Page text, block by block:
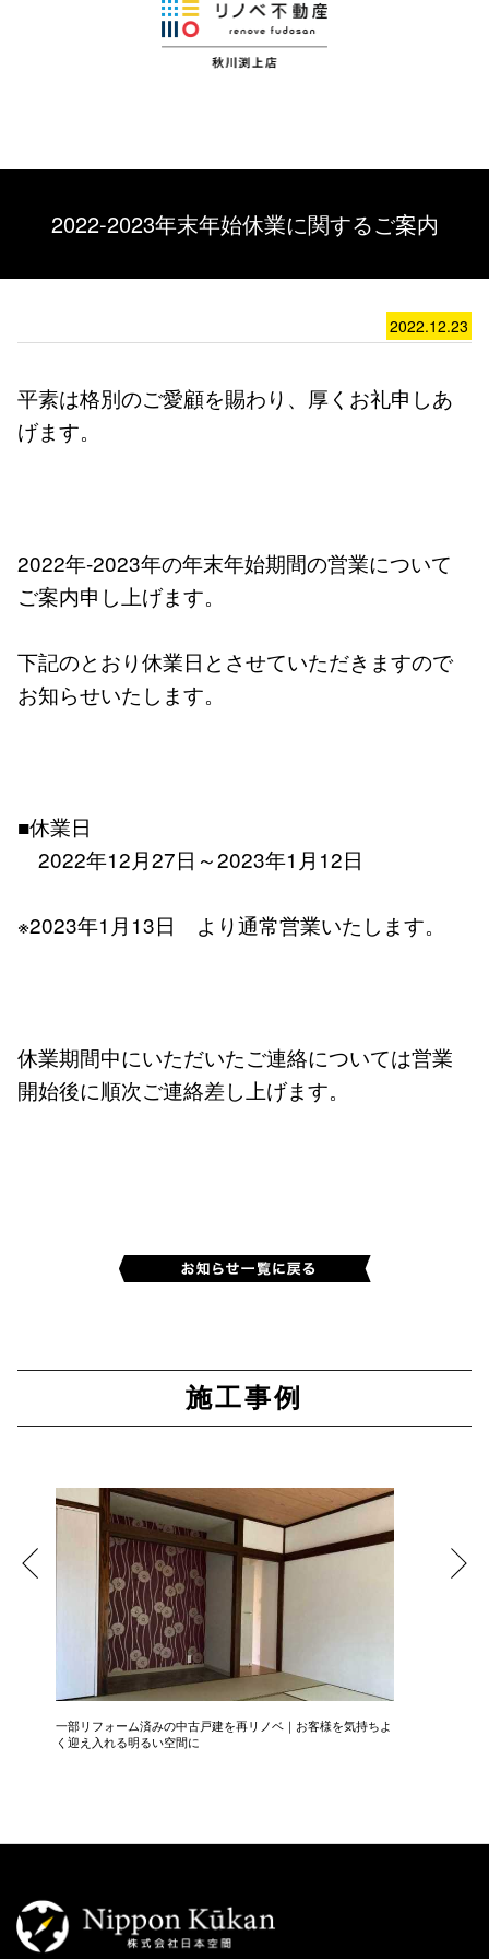
2022-2023年末年始休業に関するご案内
2022.12.23
平素は格別のご愛顧を賜わり、厚くお礼申しあ
げます。
2022年-2023年の年末年始期間の営業について
ご案内申し上げます。
下記のとおり休業日とさせていただきますので
お知らせいたします。
■休業日
2022年12月27日～2023年1月12日
※2023年1月13日 より通常営業いたします。
休業期間中にいただいたご連絡については営業
開始後に順次ご連絡差し上げます。
施工事例
一部リフォーム済みの中古戸建を再リノベ｜お客様を気持ちよ
く迎え入れる明るい空間に